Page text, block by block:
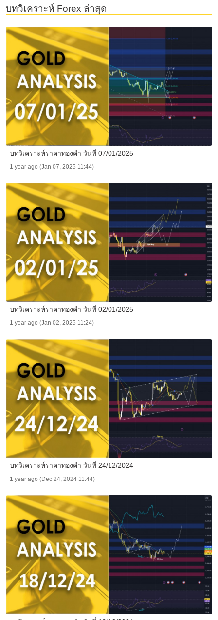
บทวิเคราะห์ Forex ล่าสุด
บทวิเคราะห์ราคาทองคำ วันที่ 07/01/2025
1 year ago (Jan 07, 2025 11:44)
บทวิเคราะห์ราคาทองคำ วันที่ 02/01/2025
1 year ago (Jan 02, 2025 11:24)
บทวิเคราะห์ราคาทองคำ วันที่ 24/12/2024
1 year ago (Dec 24, 2024 11:44)